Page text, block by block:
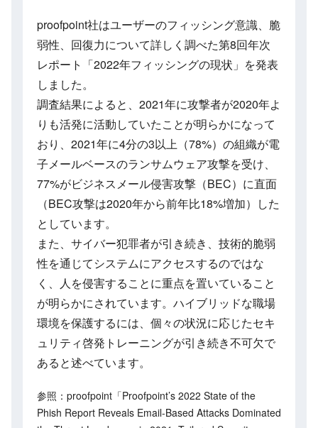
proofpoint社はユーザーのフィッシング意識、脆
弱性、回復力について詳しく調べた第8回年次
レポート「2022年フィッシングの現状」を発表
しました。
調査結果によると、2021年に攻撃者が2020年よ
りも活発に活動していたことが明らかになって
おり、2021年に4分の3以上（78%）の組織が電
子メールベースのランサムウェア攻撃を受け、
77%がビジネスメール侵害攻撃（BEC）に直面
（BEC攻撃は2020年から前年比18%増加）した
としています。
また、サイバー犯罪者が引き続き、技術的脆弱
性を通じてシステムにアクセスするのではな
く、人を侵害することに重点を置いていること
が明らかにされています。ハイブリッドな職場
環境を保護するには、個々の状況に応じたセキ
ュリティ啓発トレーニングが引き続き不可欠で
あると述べています。
参照：proofpoint「Proofpoint’s 2022 State of the
Phish Report Reveals Email-Based Attacks Dominated